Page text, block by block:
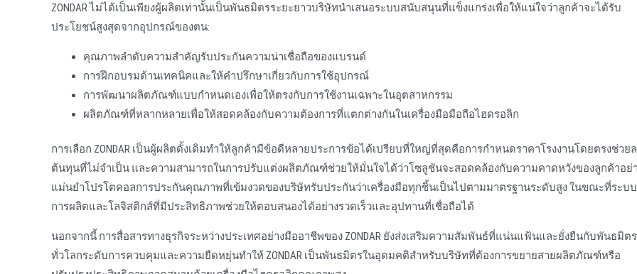
ZONDAR ไม่ได้เป็นเพียงผู้ผลิตเท่านั้นเป็นพันธมิตรระยะยาวบริษัทนําเสนอระบบสนับสนุนที่แข็งแกร่งเพื่อให้แน่ใจว่าลูกค้าจะได้รับ
ประโยชน์สูงสุดจากอุปกรณ์ของตน:
คุณภาพลําดับความสําคัญรับประกันความน่าเชื่อถือของแบรนด์
การฝึกอบรมด้านเทคนิคและให้คําปรึกษาเกี่ยวกับการใช้อุปกรณ์
การพัฒนาผลิตภัณฑ์แบบกําหนดเองเพื่อให้ตรงกับการใช้งานเฉพาะในอุตสาหกรรม
ผลิตภัณฑ์ที่หลากหลายเพื่อให้สอดคล้องกับความต้องการที่แตกต่างกันในเครื่องมือมือถือไฮดรอลิก
การเลือก ZONDAR เป็นผู้ผลิตดั้งเดิมทําให้ลูกค้ามีข้อดีหลายประการข้อได้เปรียบที่ใหญ่ที่สุดคือการกําหนดราคาโรงงานโดยตรงช่วย
ต้นทุนที่ไม่จําเป็น และความสามารถในการปรับแต่งผลิตภัณฑ์ช่วยให้มั่นใจได้ว่าโซลูชันจะสอดคล้องกับความคาดหวังของลูกค้าอย่
แม่นยําโปรโตคอลการประกันคุณภาพที่เข้มงวดของบริษัทรับประกันว่าเครื่องมือทุกชิ้นเป็นไปตามมาตรฐานระดับสูง ในขณะที่ระบบ
การผลิตและโลจิสติกส์ที่มีประสิทธิภาพช่วยให้ตอบสนองได้อย่างรวดเร็วและอุปทานที่เชื่อถือได้
นอกจากนี้ การสื่อสารทางธุรกิจระหว่างประเทศอย่างมืออาชีพของ ZONDAR ยังส่งเสริมความสัมพันธ์ที่แน่นแฟ้นและยั่งยืนกับพันธมิตร
ทั่วโลกระดับการควบคุมและความยืดหยุ่นทําให้ ZONDAR เป็นพันธมิตรในอุดมคติสําหรับบริษัทที่ต้องการขยายสายผลิตภัณฑ์หรือ